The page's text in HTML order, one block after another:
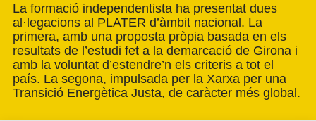
La formació independentista ha presentat dues
al·legacions al PLATER d’àmbit nacional. La
primera, amb una proposta pròpia basada en els
resultats de l’estudi fet a la demarcació de Girona i
amb la voluntat d’estendre’n els criteris a tot el
país. La segona, impulsada per la Xarxa per una
Transició Energètica Justa, de caràcter més global.